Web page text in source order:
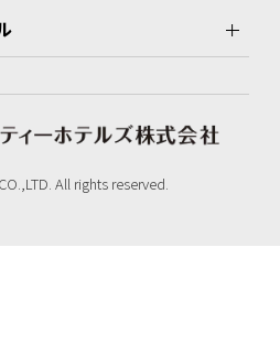
All rights reserved.